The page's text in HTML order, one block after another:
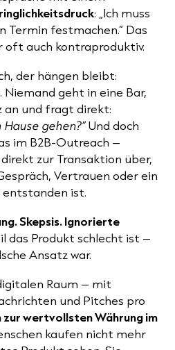
: „Ich muss
Termin festmachen.“ Das
oft auch kontraproduktiv.
der hängen bleibt:
. Niemand geht in eine Bar,
an und fragt direkt:
gehen?“Und doch
im B2B-Outreach –
zur Transaktion über,
Vertrauen oder ein
ist.
Skepsis. Ignorierte
das Produkt schlecht ist –
Ansatz war.
Raum – mit
und Pitches pro
wertvollsten Währung im
kaufen nicht mehr